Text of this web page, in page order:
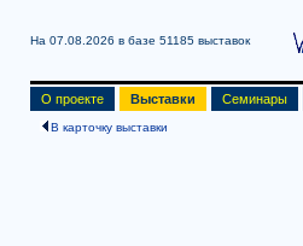
На 07.08.2026 в базе 51185 выставок
О проекте Выставки Семинары
В карточку выставки